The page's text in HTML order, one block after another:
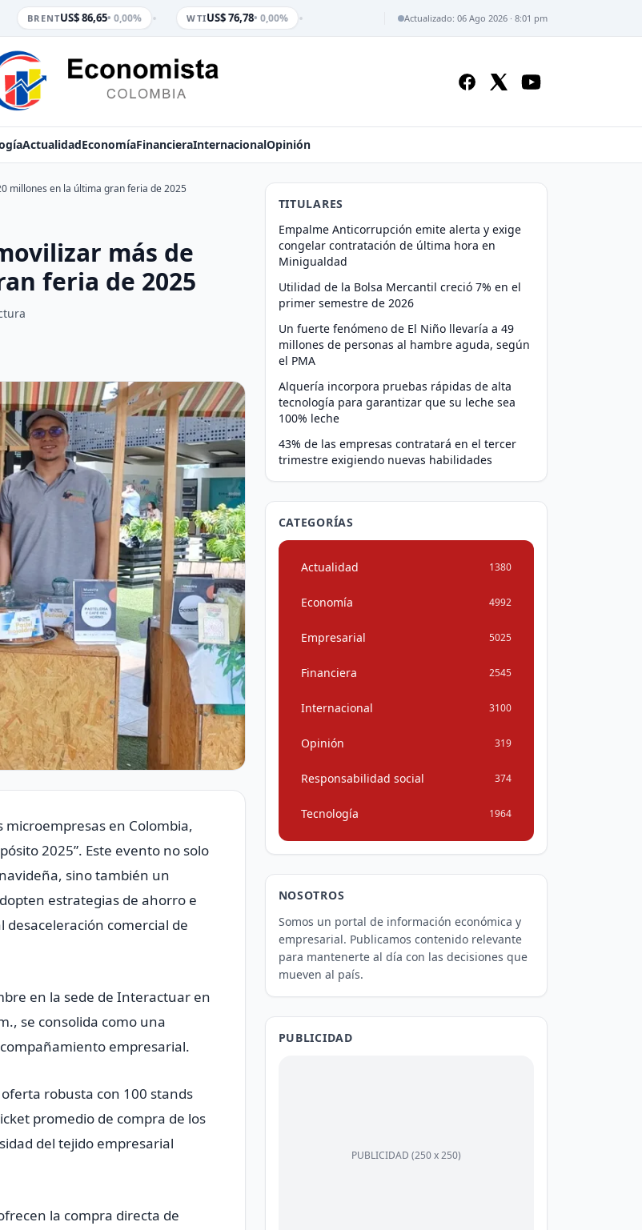
BRENTUS$ 86,65• 0,00% WTIUS$ 76,78• 0,00% Actualizado: 06 Ago 2026 · 8:01 pm
ActualidadEconomíaFinancieraInternacionalOpinión
millones en la última gran feria de 2025
más de
feria de 2025
microempresas en Colombia,
2025”. Este evento no solo
sino también un
estrategias de ahorro e
comercial de
en la sede de Interactuar en
se consolida como una
empresarial.
robusta con 100 stands
promedio de compra de los
del tejido empresarial
la compra directa de
TITULARES
Empalme Anticorrupción emite alerta y exige
congelar contratación de última hora en
Minigualdad
Utilidad de la Bolsa Mercantil creció 7% en el
primer semestre de 2026
Un fuerte fenómeno de El Niño llevaría a 49
millones de personas al hambre aguda, según
el PMA
Alquería incorpora pruebas rápidas de alta
tecnología para garantizar que su leche sea
100% leche
43% de las empresas contratará en el tercer
trimestre exigiendo nuevas habilidades
CATEGORÍAS
Actualidad 1380
Economía 4992
Empresarial 5025
Financiera 2545
Internacional 3100
Opinión 319
Responsabilidad social 374
Tecnología 1964
NOSOTROS
Somos un portal de información económica y
empresarial. Publicamos contenido relevante
para mantenerte al día con las decisiones que
mueven al país.
PUBLICIDAD
PUBLICIDAD (250 x 250)